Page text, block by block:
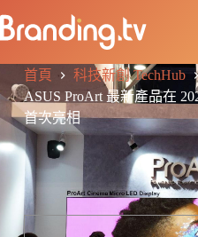
首頁
科技新創 TechHub
ASUS ProArt 最新產品在
首次亮相